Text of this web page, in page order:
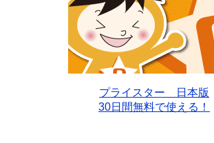
プライスター 日本版
30日間無料で使える！